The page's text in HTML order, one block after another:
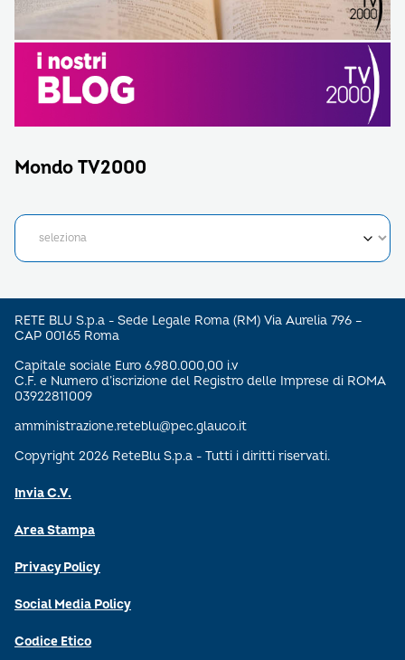
Mondo TV2000
RETE BLU S.p.a - Sede Legale Roma (RM) Via Aurelia 796 –
CAP 00165 Roma
Capitale sociale Euro 6.980.000,00 i.v
C.F. e Numero d’iscrizione del Registro delle Imprese di ROMA
03922811009
amministrazione.reteblu@pec.glauco.it
Copyright 2026 ReteBlu S.p.a - Tutti i diritti riservati.
Invia C.V.
Area Stampa
Privacy Policy
Social Media Policy
Codice Etico